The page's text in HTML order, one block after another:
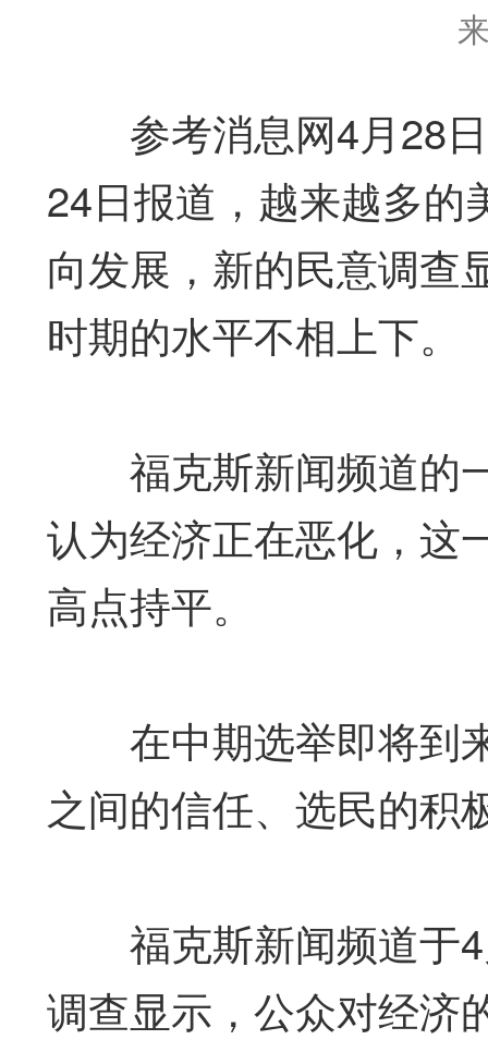
参考消息网4月28日
24日报道，越来越多的
向发展，新的民意调查
时期的水平不相上下。
福克斯新闻频道的
认为经济正在恶化，这
高点持平。
在中期选举即将到
之间的信任、选民的积
福克斯新闻频道于4
调查显示，公众对经济